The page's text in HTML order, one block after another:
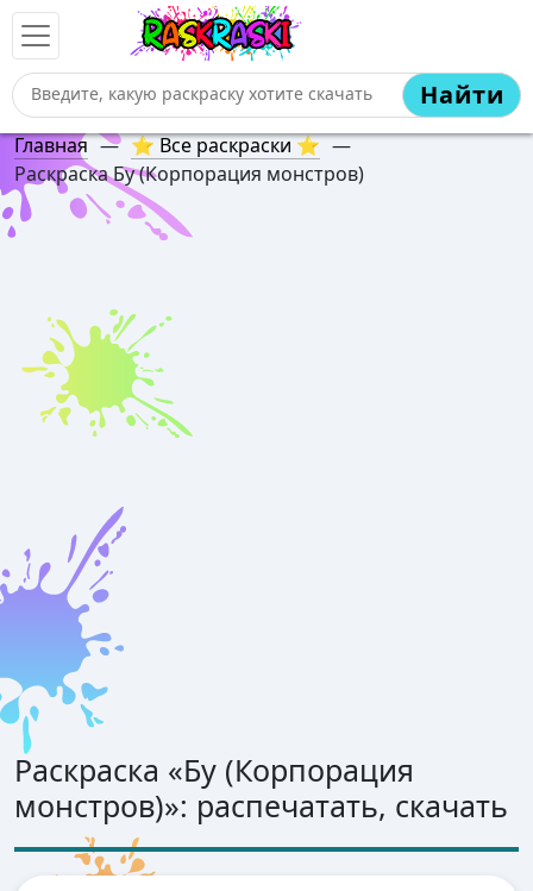
Найти
Главная — ⭐ Все раскраски ⭐ —
Раскраска Бу (Корпорация монстров)
Раскраска «Бу (Корпорация
монстров)»: распечатать, скачать